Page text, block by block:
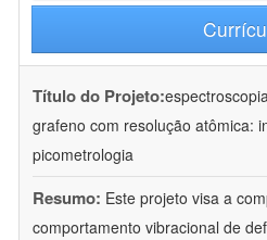
Título do Projeto:
grafeno com resolução atômica:
picometrologia
Resumo: Este projeto visa a
comportamento vibracional de